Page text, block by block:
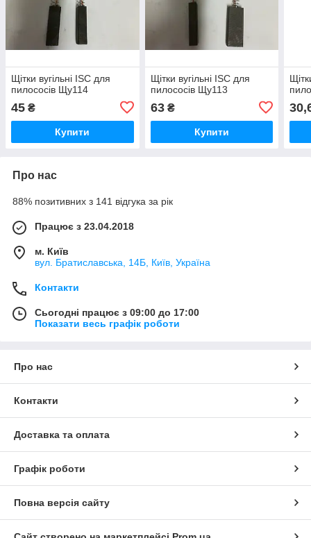
Щітки вугільні ISC для
пилососів Щу114
45 ₴
Купити
Щітки вугільні ISC для
пилососів Щу113
63₴
Купити
Про нас
88% позитивних з 141 відгука за рік
Працює з 23.04.2018
м. Київ
вул. Братиславська, 14Б, Київ, Україна
Контакти
Сьогодні працює з 09:00 до 17:00
Показати весь графік роботи
Про нас
Контакти
Доставка та оплата
Графік роботи
Повна версія сайту